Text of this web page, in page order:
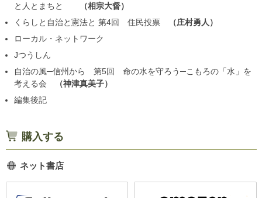
と人とまちと
相宗大督
くらしと自治と憲法と 第4回 住民投票
庄村勇人
ローカル・ネットワーク
Jつうしん
自治の風─信州から 第5回 命の水を守ろう─こもろの「水」を
考える会
神津真美子
編集後記
購入する
ネット書店